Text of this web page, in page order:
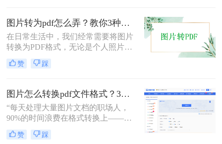
择高效、安全且无需付费的方法？本
文将基于实际使用经验，为您梳理7
种照片如何转成PDF格式的实用方
方式，帮助您根据场景灵活选用。
图片转为pdf怎么弄？教你3种常用转换方法！
在日常生活中，我们经常需要将图片
转换为PDF格式，无论是个人照片管
理、证件扫描，还是商业和行政领域
的文档整理、合同协议，这种转换都
全性。那么图片转为pdf怎么弄呢？本
文将介绍三种将图片转换为PDF的方
法。
赞 踩
图片怎么转换pdf文件格式？3种高效方法全解析，职场人必备技能！
“每天处理大量图片文档的职场人，
90%的时间浪费在格式转换上——这
不是技术问题，而是方法误区。” 作
为深耕办公软件测评多年的博主，小
赞 踩